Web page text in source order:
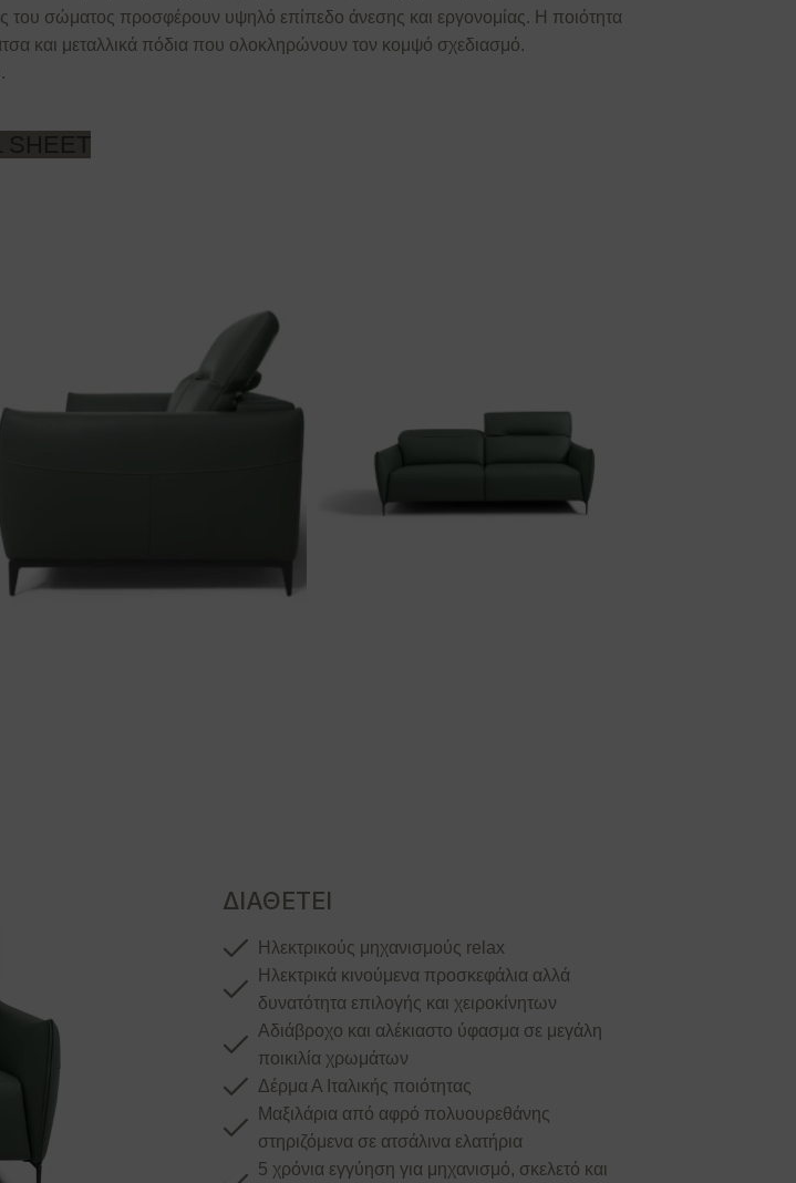
του σώματος προσφέρουν υψηλό επίπεδο άνεσης και εργονομίας. Η ποιότητα
και μεταλλικά πόδια που ολοκληρώνουν τον κομψό σχεδιασμό.
ΔΙΑΘΕΤΕΙ
Ηλεκτρικούς μηχανισμούς relax
Ηλεκτρικά κινούμενα προσκεφάλια αλλά
δυνατότητα επιλογής και χειροκίνητων
Αδιάβροχο και αλέκιαστο ύφασμα σε μεγάλη
ποικιλία χρωμάτων
Δέρμα Α Ιταλικής ποιότητας
Μαξιλάρια από αφρό πολυουρεθάνης
στηριζόμενα σε ατσάλινα ελατήρια
5 χρόνια εγγύηση για μηχανισμό, σκελετό και